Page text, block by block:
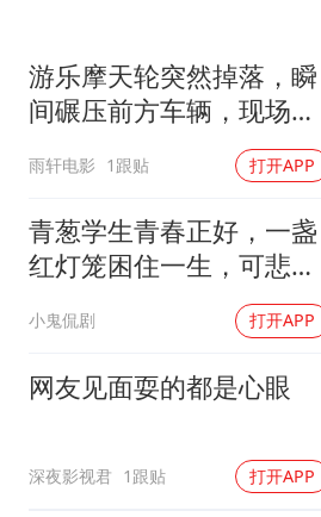
美股存储板
胡彦斌获《
夯实基础开
游乐摩天轮突然掉落，瞬
间碾压前方车辆，现场状
雨轩电影 1跟贴 打开APP
青葱学生青春正好，一盏
红灯笼困住一生，可悲疯
小鬼侃剧 打开APP
网友见面耍的都是心眼
深夜影视君 1跟贴 打开APP